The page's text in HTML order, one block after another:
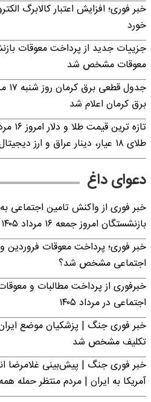
خورد
جزییات جدید از پرداخت معوقات
معوقات مشخص شد
برق کرمان اعلام شد
طلای ۱۸ عیار، دینار عراق و ارز دیجیتال +جدول (آنلاین)
دعوای داغ
خبر فوری از واکنش تامین اجتماعی
بازنشستگان امروز جمعه ۱۶ مرداد ۱۴۰۵
خبر فوری؛ پرداخت معوقات فروردین
اجتماعی مشخص شد؟
خبرفوری از پرداخت مطالبات و
اجتماعی در مرداد ۱۴۰۵
خبر فوری جنگ | پزشکیان موضع ایران
تکلیف مشخص شد
خبر فوری جنگ | پیش‌بینی غلامرضا
آمریکا به ایران | مردم منتظر حمله